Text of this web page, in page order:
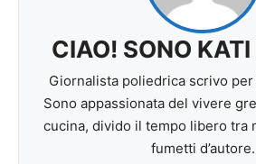
CIAO! SONO KATI
Giornalista poliedrica scrivo
Sono appassionata del vivere
cucina, divido il tempo libero tra
fumetti d’autore.